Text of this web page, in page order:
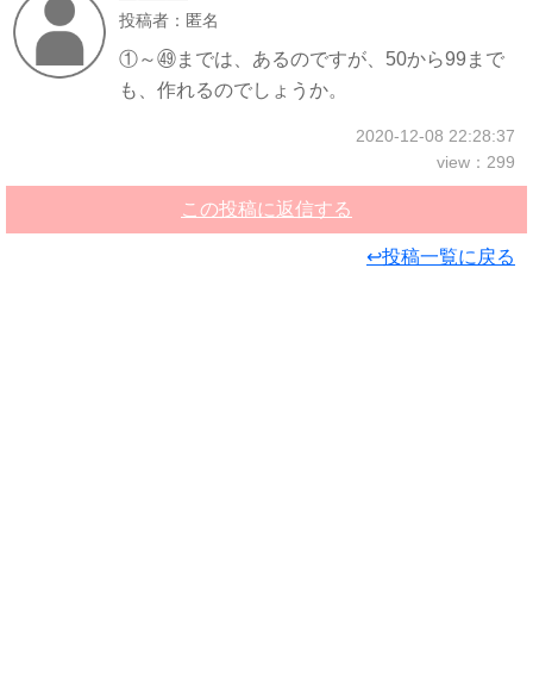
投稿者：匿名
①～㊾までは、あるのですが、50から99まで
も、作れるのでしょうか。
2020-12-08 22:28:37
view：299
この投稿に返信する
↩投稿一覧に戻る